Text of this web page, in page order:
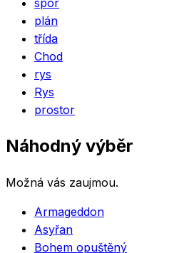
plán
třída
Chod
rys
Rys
prostor
Náhodný výběr
Možná vás zaujmou.
Armageddon
Asyřan
Bohem opuštěný